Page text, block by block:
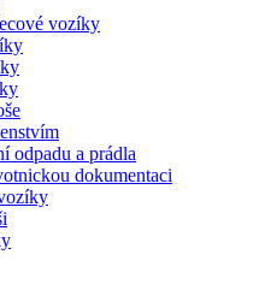
vozíky
odpadu a prádla
dokumentaci